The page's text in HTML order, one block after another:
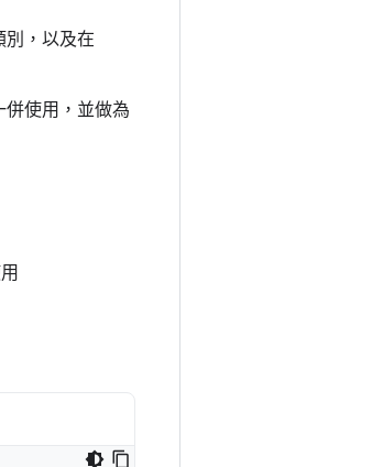
別，以及在
併使用，並做為